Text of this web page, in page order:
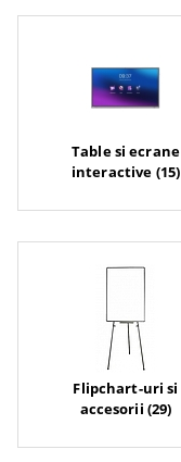
Table si ecrane
interactive (15)
Flipchart-uri si
accesorii (29)